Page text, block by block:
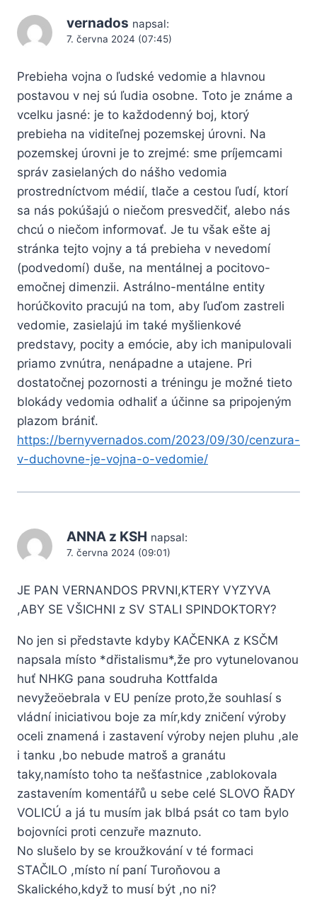
vernados napsal:
7. června 2024 (07:45)
Prebieha vojna o ľudské vedomie a hlavnou
postavou v nej sú ľudia osobne. Toto je známe a
vcelku jasné: je to každodenný boj, ktorý
prebieha na viditeľnej pozemskej úrovni. Na
pozemskej úrovni je to zrejmé: sme príjemcami
správ zasielaných do nášho vedomia
prostredníctvom médií, tlače a cestou ľudí, ktorí
sa nás pokúšajú o niečom presvedčiť, alebo nás
chcú o niečom informovať. Je tu však ešte aj
stránka tejto vojny a tá prebieha v nevedomí
(podvedomí) duše, na mentálnej a pocitovo-
emočnej dimenzii. Astrálno-mentálne entity
horúčkovito pracujú na tom, aby ľuďom zastreli
vedomie, zasielajú im také myšlienkové
predstavy, pocity a emócie, aby ich manipulovali
priamo zvnútra, nenápadne a utajene. Pri
dostatočnej pozornosti a tréningu je možné tieto
blokády vedomia odhaliť a účinne sa pripojeným
plazom brániť.
https://bernyvernados.com/2023/09/30/cenzura-
v-duchovne-je-vojna-o-vedomie/
ANNA z KSH napsal:
7. června 2024 (09:01)
JE PAN VERNANDOS PRVNI,KTERY VYZYVA
,ABY SE VŠICHNI z SV STALI SPINDOKTORY?
No jen si představte kdyby KAČENKA z KSČM
napsala místo *dřistalismu*,že pro vytunelovanou
huť NHKG pana soudruha Kottfalda
nevyžeöebrala v EU peníze proto,že souhlasí s
vládní iniciativou boje za mír,kdy zničení výroby
oceli znamená i zastavení výroby nejen pluhu ,ale
i tanku ,bo nebude matroš a granátu
taky,namísto toho ta nešťastnice ,zablokovala
zastavením komentářů u sebe celé SLOVO ŘADY
VOLICÚ a já tu musím jak blbá psát co tam bylo
bojovníci proti cenzuře maznuto.
No slušelo by se kroužkování v té formaci
STAČILO ,místo ní paní Turoňovou a
Skalického,když to musí být ,no ni?